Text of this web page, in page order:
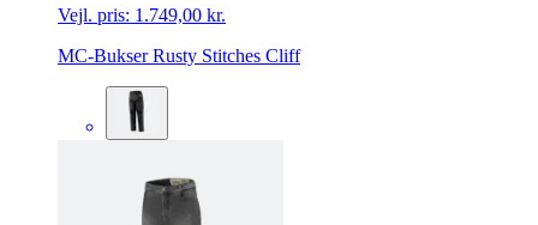
Vejl. pris: 1.749,00 kr.
MC-Bukser Rusty Stitches Cliff